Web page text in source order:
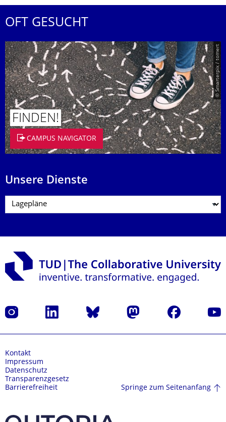
OFT GESUCHT
© Smarterpix / tomert
FINDEN!
CAMPUS NAVIGATOR
Unsere Dienste
Instagram LinkedIn Bluesky Mastodon Facebook
Kontakt
Impressum
Datenschutz
Transparenzgesetz
Barrierefreiheit
Springe zum Seitenanfang